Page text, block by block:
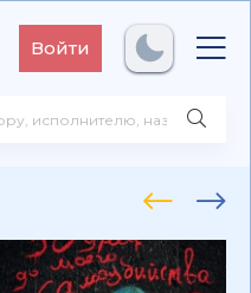
Войти